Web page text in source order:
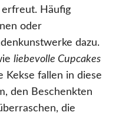
erfreut. Häufig
oder
dazu.
liebevolle Cupcakes
Kekse fallen in diese
den Beschenkten
die